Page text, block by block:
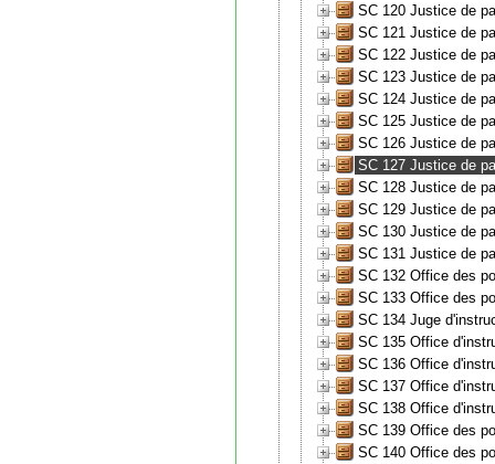
SC 120 Justice de
SC 121 Justice de
SC 122 Justice de
SC 123 Justice de
SC 124 Justice de
SC 125 Justice de
SC 126 Justice de
SC 127 Justice de
SC 128 Justice de
SC 129 Justice de
SC 130 Justice de
SC 131 Justice de
SC 132 Office des
SC 133 Office des
SC 134 Juge
SC 135 Office
SC 136 Office
SC 137 Office
SC 138 Office
SC 139 Office des
SC 140 Office des